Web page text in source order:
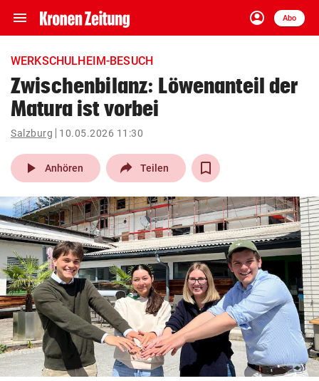
menu Navigation
ein-/ausklappen
account_circle
Anmelden
Abo
close Schließen
account_circle Anmelden
pin_drop
Wien arrow_right
bookmark
search
Suchbegriff
eingeben
© Krone Multimedia GmbH & Co KG 2026
Muthgasse 2, 1190 Wien
WERKSCHULHEIM-BESUCH
Zwischenbilanz: Löwenanteil der
Matura ist vorbei
Salzburg 10.05.2026 11:30
play_arrow Anhören Teilen